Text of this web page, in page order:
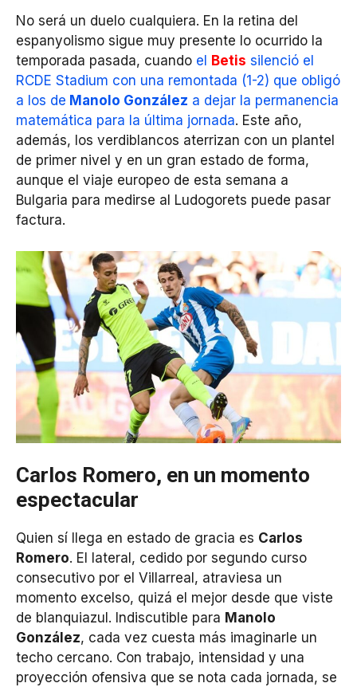
No será un duelo cualquiera. En la retina del
espanyolismo sigue muy presente lo ocurrido la
temporada pasada, cuando el Betis silenció el
RCDE Stadium con una remontada (1-2) que obligó
a los de Manolo González a dejar la permanencia
matemática para la última jornada. Este año,
además, los verdiblancos aterrizan con un plantel
de primer nivel y en un gran estado de forma,
aunque el viaje europeo de esta semana a
Bulgaria para medirse al Ludogorets puede pasar
factura.
Carlos Romero, en un momento
espectacular
Quien sí llega en estado de gracia es Carlos
Romero. El lateral, cedido por segundo curso
consecutivo por el Villarreal, atraviesa un
momento excelso, quizá el mejor desde que viste
de blanquiazul. Indiscutible para Manolo
González, cada vez cuesta más imaginarle un
techo cercano. Con trabajo, intensidad y una
proyección ofensiva que se nota cada jornada, se